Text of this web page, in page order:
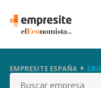
EMPRESITE ESPAÑA
Buscar